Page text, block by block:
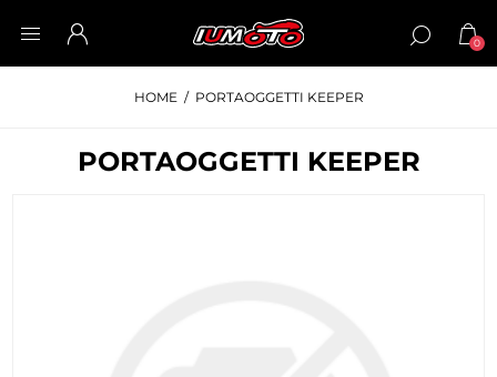
0
HOME / PORTAOGGETTI KEEPER
PORTAOGGETTI KEEPER